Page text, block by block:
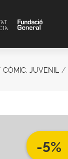
CÓMIC, JUVENIL
-5%